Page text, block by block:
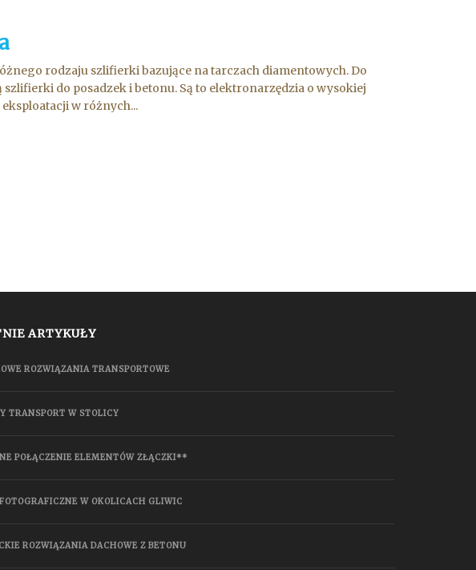
rodzaju szlifierki bazujące na tarczach diamentowych. Do
do posadzek i betonu. Są to elektronarzędzia o wysokiej
w różnych...
ARTYKUŁY
ROZWIĄZANIA TRANSPORTOWE
TRANSPORT W STOLICY
POŁĄCZENIE ELEMENTÓW ZŁĄCZKI**
W OKOLICACH GLIWIC
ROZWIĄZANIA DACHOWE Z BETONU